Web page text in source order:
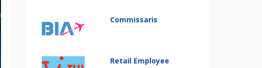
Commissaris
Retail Employee